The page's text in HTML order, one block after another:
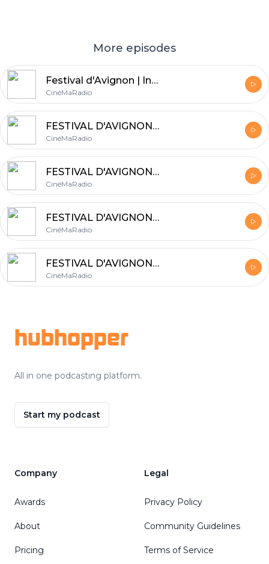
More episodes
Festival d'Avignon | Interview de Clara Le Picard sur la Silver Factory d'Andy Warhol
CinéMaRadio
FESTIVAL D'AVIGNON #13 | Bilan du Festival d'Avignon 2019
CinéMaRadio
FESTIVAL D'AVIGNON #12 | Les Tondues | Gramma-Les trombonnes de la Havanne | Ils n'avaient pas prévu qu'on allait gagner
CinéMaRadio
FESTIVAL D'AVIGNON #11 | Festival Off et Festival In pour Bobo Léon
CinéMaRadio
FESTIVAL D'AVIGNON #10 | La Reine des Neiges devant un public élitiste
CinéMaRadio
hubhopper
All in one podcasting platform.
Start my podcast
Company
Awards
About
Pricing
Legal
Privacy Policy
Community Guidelines
Terms of Service